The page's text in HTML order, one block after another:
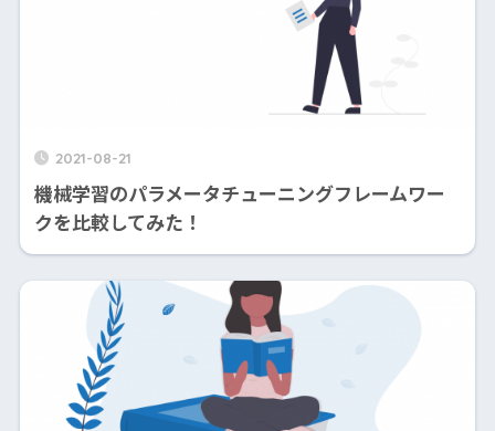
2021-08-21
機械学習のパラメータチューニングフレームワー
クを比較してみた！